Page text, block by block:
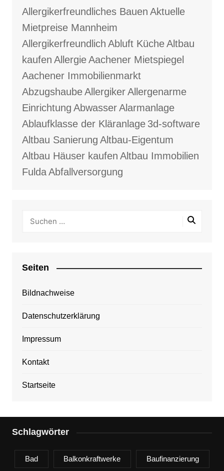
Allergikerfreundliches Bauen Aktuelle
Mietpreise Mannheim
Allergikerfreundlich Abluft KücheAltbau
kaufen AllergieAachener Mietspiegel
Aachener Immobilienmarkt
AbzugshaubeAllergikerAllergenarme
Einrichtung AbwasserAlarmanlage
Ablaufklasse der Kläranlage 3d-software
Altbau Sanierung Altbau-Eigentum
Altbau Häuser kaufen Altbau Immobilien
FuldaAbfallversorgung
Seiten
Bildnachweise
Datenschutzerklärung
Impressum
Kontakt
Startseite
Schlagwörter
Bad Balkonkraftwerke Baufinanzierung